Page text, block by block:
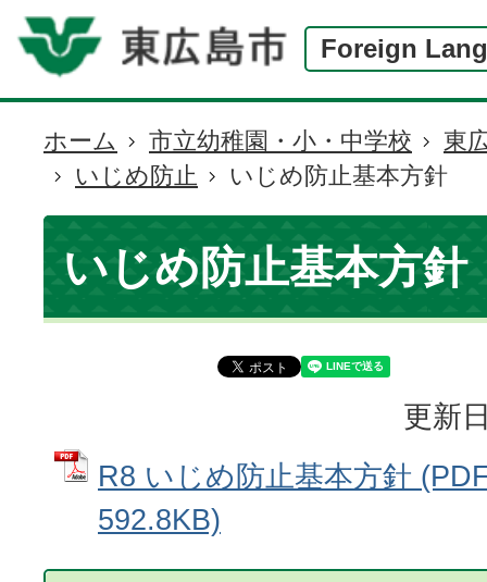
Foreign
現
在
の
位
置
ホーム 市立幼稚園・小・中学校
東
いじめ防止
いじめ防止基本方針
いじめ防止基本方針
更新
R8 いじめ防止基本方針
592.8KB)